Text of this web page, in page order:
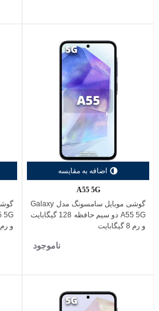
اضافه به مقایسه
A55 5G
گوشی موبایل سامسونگ مدل Galaxy
A55 5G دو سیم حافظه 128 گیگابایت
و رم 8 گیگابایت
ناموجود
و رم 12 گیگابایت